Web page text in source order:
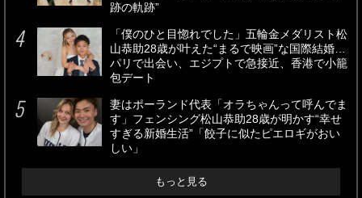
跡の軌跡”
「僕のひと目惚れでした」五輪金メダリスト松
山恭助28歳が叶えた“まるで映画”な国際結婚…
パリで出会い、エジプトで急接近、香港で小籠
包デート
妻はポーランド代表「オラちゃんって呼んでま
す」フェンシング松山恭助28歳が明かす“幸せ
すぎる新婚生活”「餃子に似たピエロギがおい
しい」
もっと見る